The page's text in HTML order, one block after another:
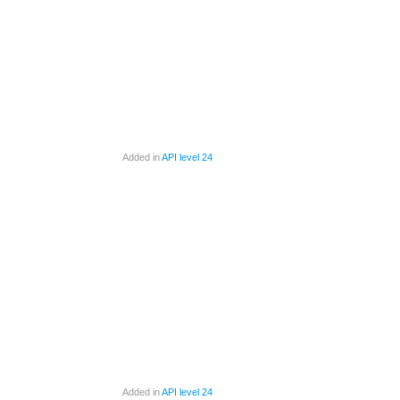
Added inAPI level 24
Added inAPI level 24